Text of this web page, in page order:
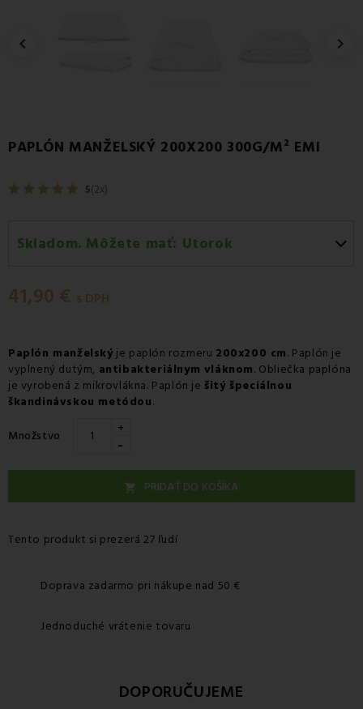
 
PAPLÓN MANŽELSKÝ 200X200 300G/M² EMI
5(2x)
Skladom. Môžete mať: Utorok
Utorok 11.08
41,90 € s DPH
Paplón manželskýje paplón rozmeru 200x200 cm. Paplón je
vyplnený dutým, antibakteriálnym vláknom. Obliečka paplóna
je vyrobená z mikrovlákna. Paplón je šitý špeciálnou
škandinávskou metódou.
Množstvo +
-
 PRIDAŤ DO KOŠÍKA
Tento produkt si prezerá 27 ľudí
Doprava zadarmo pri nákupe nad 50 €
Jednoduché vrátenie tovaru
DOPORUČUJEME